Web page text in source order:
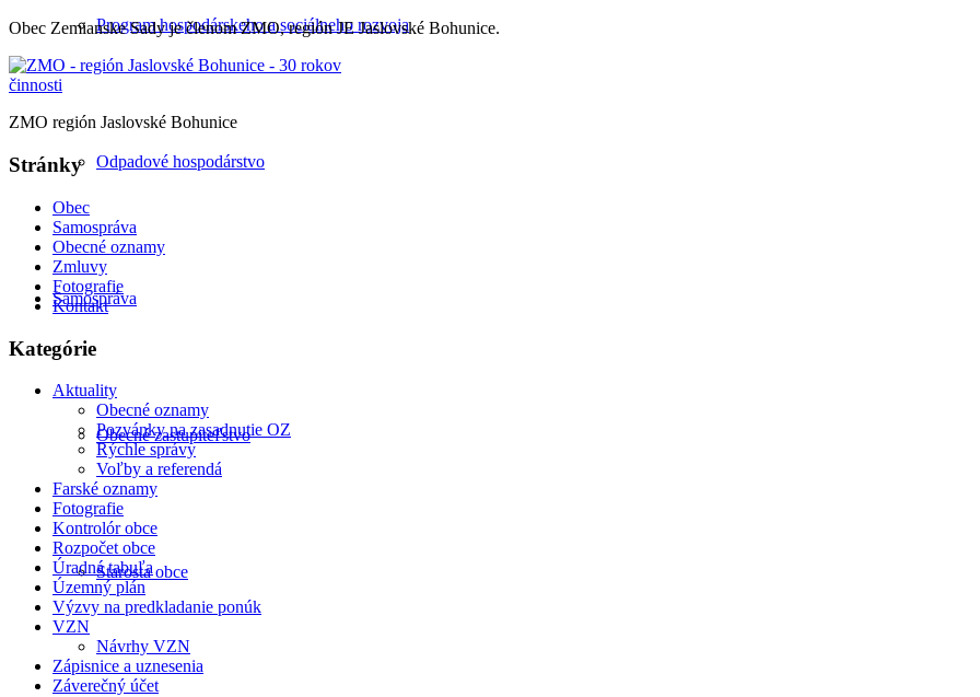
Program hospodárskeho a sociálneho rozvoja
Odpadové hospodárstvo
Samospráva
Obecné zastupiteľstvo
Starosta obce
Obec Zemianske Sady je členom ZMO, región JE Jaslovské Bohunice.
ZMO región Jaslovské Bohunice
Stránky
Obec
Samospráva
Obecné oznamy
Zmluvy
Fotografie
Kontakt
Kategórie
Aktuality
Obecné oznamy
Pozvánky na zasadnutie OZ
Rýchle správy
Voľby a referendá
Farské oznamy
Fotografie
Kontrolór obce
Rozpočet obce
Úradná tabuľa
Územný plán
Výzvy na predkladanie ponúk
VZN
Návrhy VZN
Zápisnice a uznesenia
Záverečný účet